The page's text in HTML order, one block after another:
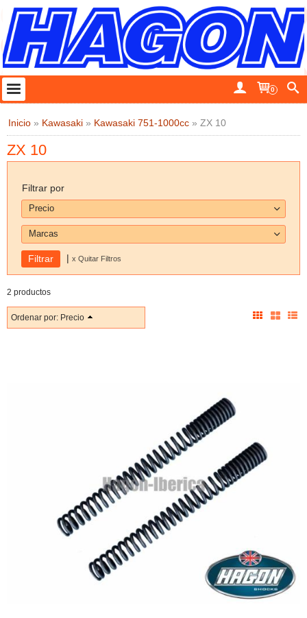
0
Inicio » Kawasaki » Kawasaki 751-1000cc » ZX 10
ZX 10
Filtrar por
Precio
Marcas
| x Quitar Filtros
2 productos
Ordenar por: Precio